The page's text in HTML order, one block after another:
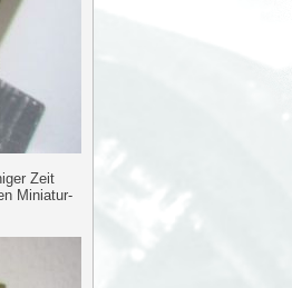
Zeit
Miniatur-